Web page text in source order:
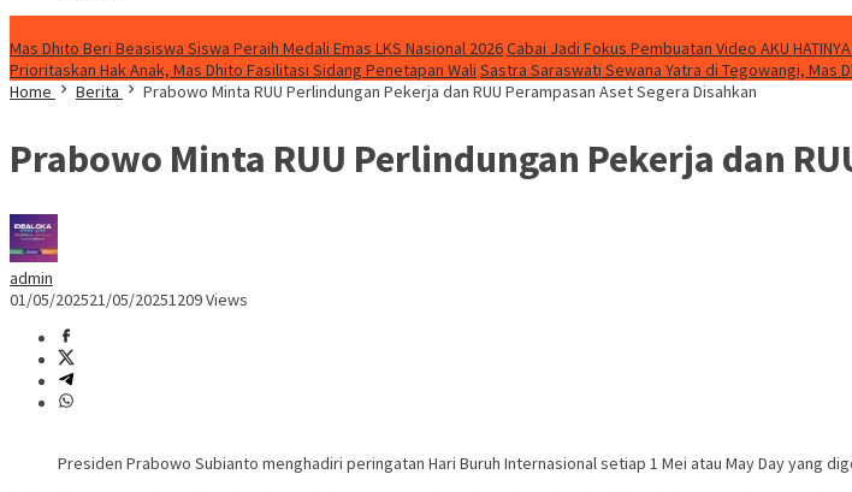
Mas Dhito Beri Beasiswa Siswa Peraih Medali Emas LKS Nasional 2026Cabai Jadi Fokus Pembuatan Video AKU
Prioritaskan Hak Anak, Mas Dhito Fasilitasi Sidang Penetapan Wali Sastra Saraswati Sewana Yatra di Tegowangi, Mas
Home
Berita Prabowo Minta RUU Perlindungan Pekerja dan RUU Perampasan Aset Segera Disahkan
Prabowo Minta RUU Perlindungan Pekerja dan
admin
01/05/202521/05/20251209 Views
Presiden Prabowo Subianto menghadiri peringatan Hari Buruh Internasional setiap 1 Mei atau May Day yang